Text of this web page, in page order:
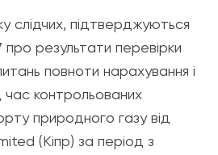
слідчих, підтверджуються
про результати перевірки
повноти нарахування і
час контрольованих
природного газу від
(Кіпр) за період з